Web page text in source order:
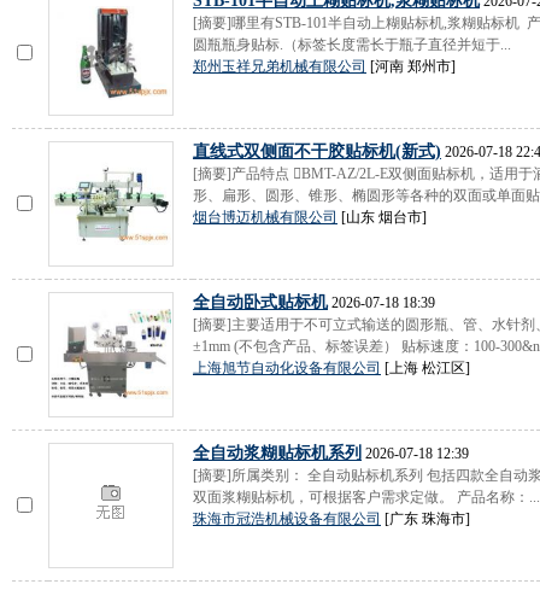
[摘要]哪里有STB-101半自动上糊贴标机,浆糊贴标机
圆瓶瓶身贴标.（标签长度需长于瓶子直径并短于...
郑州玉祥兄弟机械有限公司 [河南 郑州市]
直线式双侧面不干胶贴标机(新式) 2026-07-18
[摘要]产品特点 BMT-AZ/2L-E双侧面贴标机，适用
形、扁形、圆形、锥形、椭圆形等各种的双面或单面
烟台博迈机械有限公司 [山东 烟台市]
全自动卧式贴标机2026-07-18 18:39
[摘要]主要适用于不可立式输送的圆形瓶、管、水针
±1mm (不包含产品、标签误差） 贴标速度：100-
上海旭节自动化设备有限公司 [上海 松江区]
全自动浆糊贴标机系列 2026-07-18 12:39
[摘要]所属类别： 全自动贴标机系列 包括四款全自动
双面浆糊贴标机，可根据客户需求定做。 产品名称：...
珠海市冠浩机械设备有限公司 [广东 珠海市]